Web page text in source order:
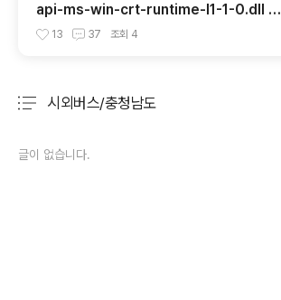
api-ms-win-crt-runtime-l1-1-0.dll 에
러 해결하기
13 37 조회 4
시외버스/충청남도
글이 없습니다.